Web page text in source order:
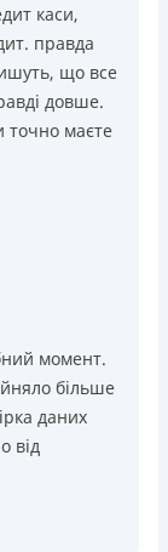
каси,
правда
що все
довше.
точно маєте
момент.
більше
даних
від